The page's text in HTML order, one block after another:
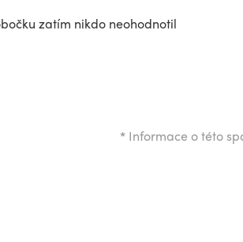
zatím nikdo neohodnotil
* Informace o této